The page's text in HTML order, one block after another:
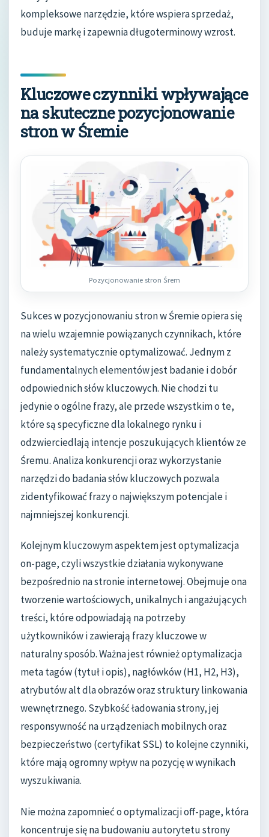
kompleksowe narzędzie, które wspiera sprzedaż,
buduje markę i zapewnia długoterminowy wzrost.
Kluczowe czynniki wpływające
na skuteczne pozycjonowanie
stron w Śremie
Pozycjonowanie stron Śrem
Sukces w pozycjonowaniu stron w Śremie opiera się
na wielu wzajemnie powiązanych czynnikach, które
należy systematycznie optymalizować. Jednym z
fundamentalnych elementów jest badanie i dobór
odpowiednich słów kluczowych. Nie chodzi tu
jedynie o ogólne frazy, ale przede wszystkim o te,
które są specyficzne dla lokalnego rynku i
odzwierciedlają intencje poszukujących klientów ze
Śremu. Analiza konkurencji oraz wykorzystanie
narzędzi do badania słów kluczowych pozwala
zidentyfikować frazy o największym potencjale i
najmniejszej konkurencji.
Kolejnym kluczowym aspektem jest optymalizacja
on-page, czyli wszystkie działania wykonywane
bezpośrednio na stronie internetowej. Obejmuje ona
tworzenie wartościowych, unikalnych i angażujących
treści, które odpowiadają na potrzeby
użytkowników i zawierają frazy kluczowe w
naturalny sposób. Ważna jest również optymalizacja
meta tagów (tytuł i opis), nagłówków (H1, H2, H3),
atrybutów alt dla obrazów oraz struktury linkowania
wewnętrznego. Szybkość ładowania strony, jej
responsywność na urządzeniach mobilnych oraz
bezpieczeństwo (certyfikat SSL) to kolejne czynniki,
które mają ogromny wpływ na pozycję w wynikach
wyszukiwania.
Nie można zapomnieć o optymalizacji off-page, która
koncentruje się na budowaniu autorytetu strony